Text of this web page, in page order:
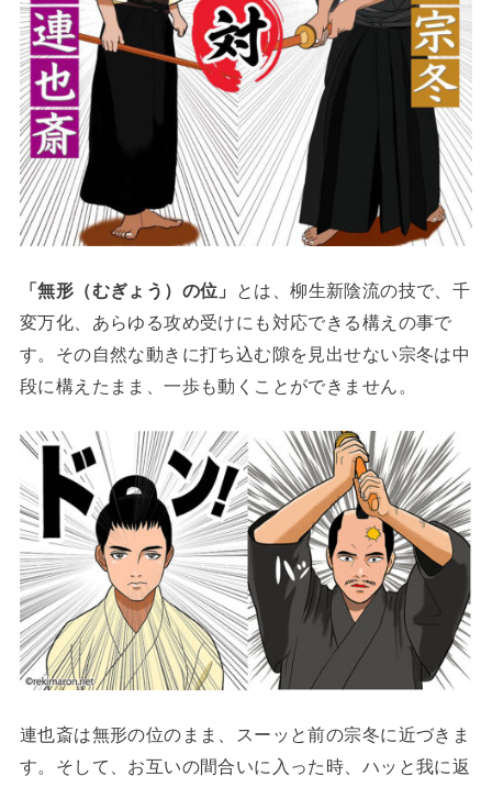
「無形（むぎょう）の位」
とは、柳生新陰流の技で、千
変万化、あらゆる攻め受けにも対応できる構えの事で
す。その自然な動きに打ち込む隙を見出せない宗冬は中
段に構えたまま、一歩も動くことができません。
連也斎は無形の位のまま、スーッと前の宗冬に近づきま
す。そして、お互いの間合いに入った時、ハッと我に返